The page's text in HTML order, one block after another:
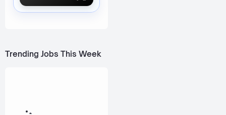
Trending Jobs This Week